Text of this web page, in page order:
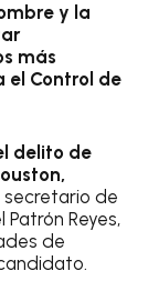
y la
más
el Control de
delito de
secretario de
Reyes,
de